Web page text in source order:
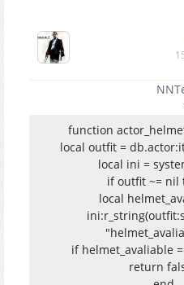
function
local outfit =
local ini =
if outfit ~= nil
local
if helmet_avaliable
return